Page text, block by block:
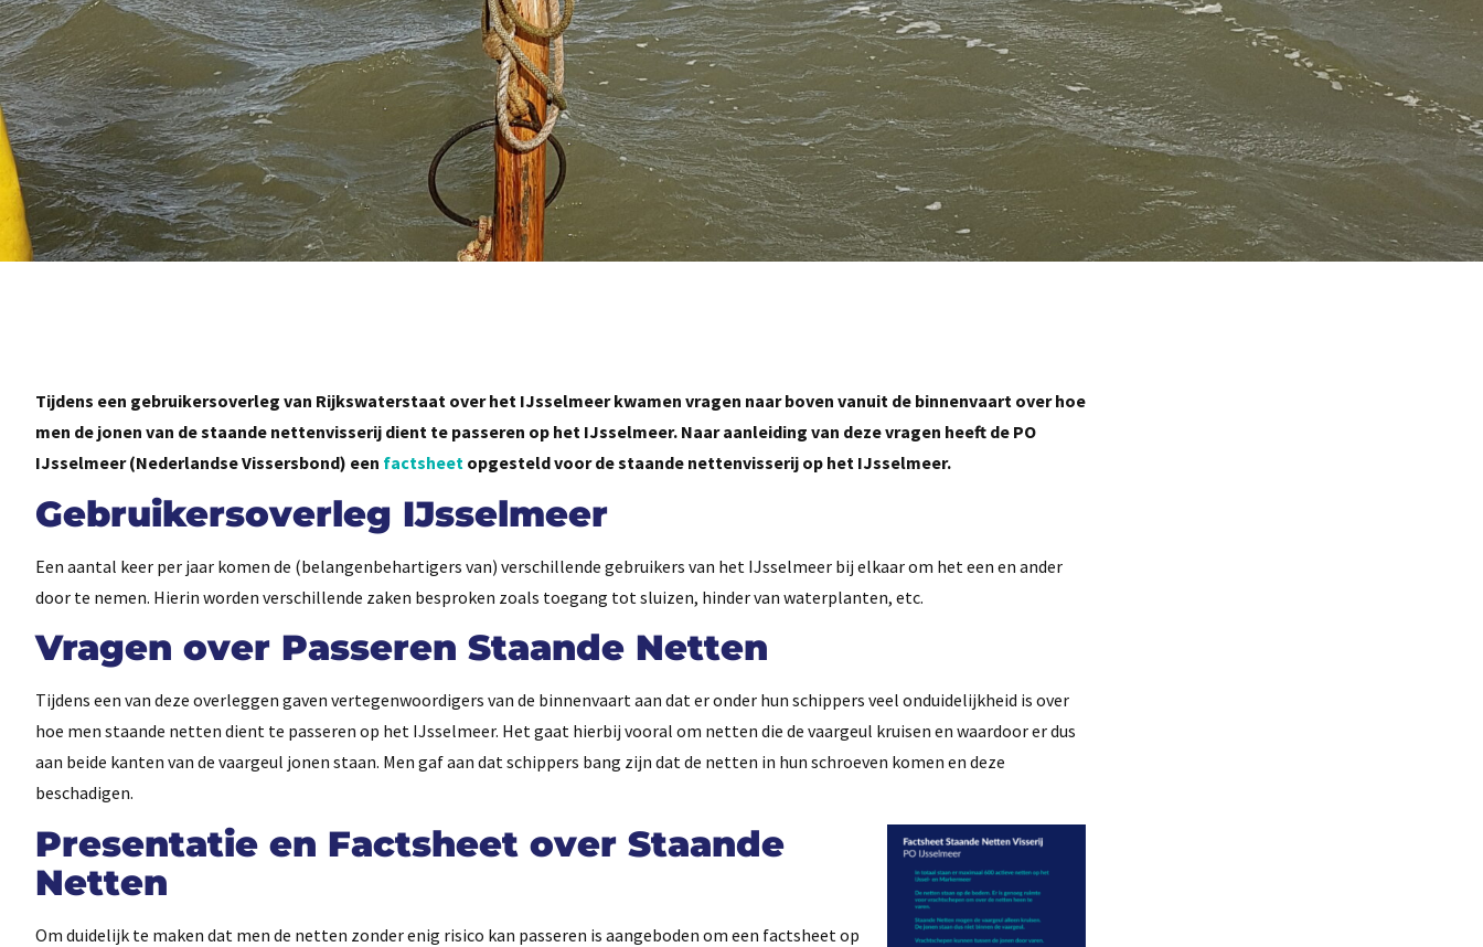
Tijdens een gebruikersoverleg van Rijkswaterstaat over het IJsselmeer kwamen vragen naar boven vanuit de binnenvaart over hoe
men de jonen van de staande nettenvisserij dient te passeren op het IJsselmeer. Naar aanleiding van deze vragen heeft de PO
IJsselmeer (Nederlandse Vissersbond) een factsheet opgesteld voor de staande nettenvisserij op het IJsselmeer.
Gebruikersoverleg IJsselmeer
Een aantal keer per jaar komen de (belangenbehartigers van) verschillende gebruikers van het IJsselmeer bij elkaar om het een en ander
door te nemen. Hierin worden verschillende zaken besproken zoals toegang tot sluizen, hinder van waterplanten, etc.
Vragen over Passeren Staande Netten
Tijdens een van deze overleggen gaven vertegenwoordigers van de binnenvaart aan dat er onder hun schippers veel onduidelijkheid is over
hoe men staande netten dient te passeren op het IJsselmeer. Het gaat hierbij vooral om netten die de vaargeul kruisen en waardoor er dus
aan beide kanten van de vaargeul jonen staan. Men gaf aan dat schippers bang zijn dat de netten in hun schroeven komen en deze
beschadigen.
Presentatie en Factsheet over Staande
Netten
Om duidelijk te maken dat men de netten zonder enig risico kan passeren is aangeboden om een factsheet op